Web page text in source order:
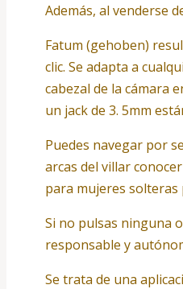
Además, al venderse
Fatum (gehoben)
clic. Se adapta a
cabezal de la cámara
un jack de 3. 5mm
Puedes navegar por
arcas del villar
para mujeres solteras
Si no pulsas ninguna
responsable y
Se trata de una